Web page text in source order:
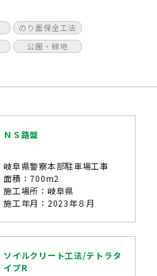
のり面保全工法
公園・緑地
ＮＳ路盤
岐阜県警察本部駐車場工事
面積：700m2
施工場所：岐阜県
施工年月：2023年８月
ソイルクリート工法/テトラタ
イプR